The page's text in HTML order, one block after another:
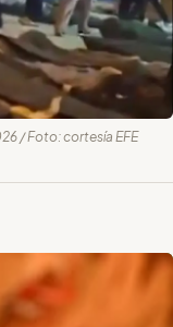
/ Foto: cortesía EFE